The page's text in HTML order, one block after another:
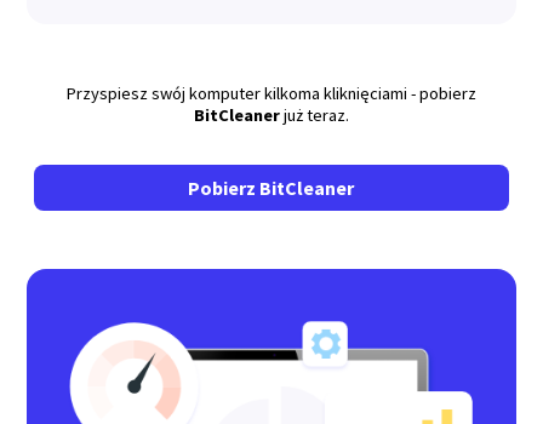
Przyspiesz swój komputer kilkoma kliknięciami - pobierz
BitCleanerjuż teraz.
Pobierz BitCleaner